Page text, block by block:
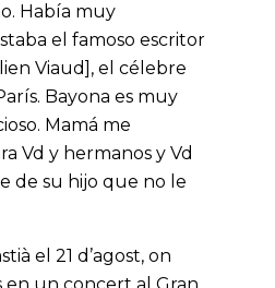
Había muy
el famoso escritor
Viaud], el célebre
Bayona es muy
Mamá me
Vd y hermanos y Vd
de su hijo que no le
el 21 d’agost, on